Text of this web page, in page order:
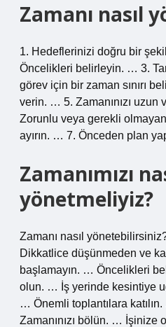
Zamanı nasıl
1. Hedeflerinizi doğru bir
Öncelikleri belirleyin. … 3.
görev için bir zaman sınırı
verin. … 5. Zamanınızı uzun
Zorunlu veya gerekli
ayırın. … 7. Önceden plan
Zamanımızı
yönetmeliyiz?
Zamanı nasıl
Dikkatlice düşünmeden ve
başlamayın. … Öncelikleri
olun. … İş yerinde kesintiye
… Önemli toplantılara
Zamanınızı bölün. … İşinize